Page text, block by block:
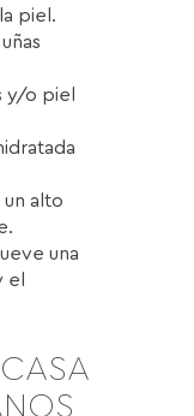
piel.
y/o piel
un alto
una
el